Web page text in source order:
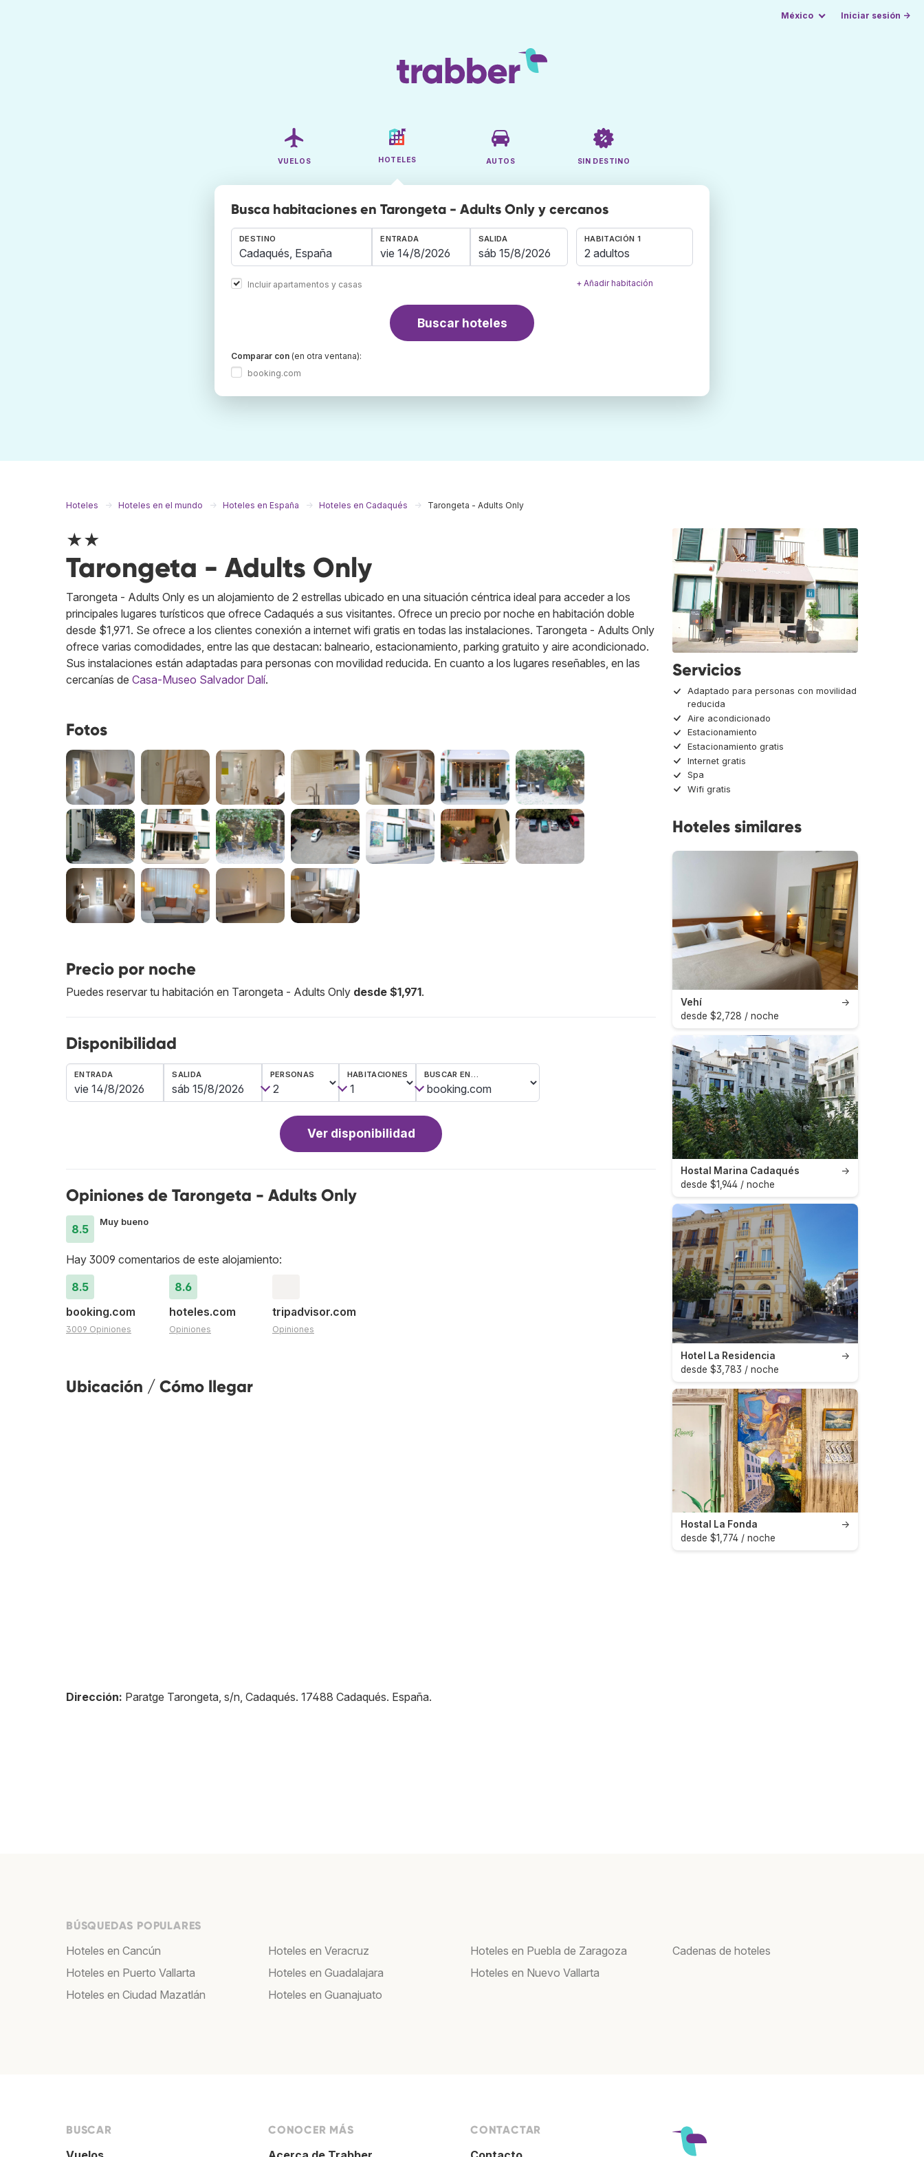
México Iniciar sesión →
VUELOS HOTELES AUTOS SIN DESTINO
Busca habitaciones en Tarongeta - Adults Only y cercanos
DESTINO
Incluir apartamentos y casas
ENTRADA SALIDA HABITACIÓN 1
2 adultos
+ Añadir habitación
Buscar hoteles
Comparar con (en otra ventana):
booking.com
Hoteles Hoteles en el mundo Hoteles en España Hoteles en Cadaqués Tarongeta - Adults Only
★★
Tarongeta - Adults Only
Tarongeta - Adults Only es un alojamiento de 2 estrellas ubicado en una situación céntrica ideal para acceder a los
principales lugares turísticos que ofrece Cadaqués a sus visitantes. Ofrece un precio por noche en habitación doble
desde $1,971. Se ofrece a los clientes conexión a internet wifi gratis en todas las instalaciones. Tarongeta - Adults Only
ofrece varias comodidades, entre las que destacan: balneario, estacionamiento, parking gratuito y aire acondicionado.
Sus instalaciones están adaptadas para personas con movilidad reducida. En cuanto a los lugares reseñables, en las
cercanías de Casa-Museo Salvador Dalí.
Fotos
Precio por noche
Puedes reservar tu habitación en Tarongeta - Adults Only desde $1,971.
Disponibilidad
ENTRADA SALIDA PERSONAS HABITACIONES BUSCAR EN…
Ver disponibilidad
Opiniones de Tarongeta - Adults Only
8.5
Muy bueno
Hay 3009 comentarios de este alojamiento:
8.5
booking.com
3009 Opiniones
8.6
hoteles.com
Opiniones
tripadvisor.com
Opiniones
Ubicación / Cómo llegar
Dirección: Paratge Tarongeta, s/n, Cadaqués. 17488 Cadaqués. España.
Servicios
Adaptado para personas con movilidad
reducida
Aire acondicionado
Estacionamiento
Estacionamiento gratis
Internet gratis
Spa
Wifi gratis
Hoteles similares
→
Vehí
desde $2,728 / noche
→
Hostal Marina Cadaqués
desde $1,944 / noche
→
Hotel La Residencia
desde $3,783 / noche
→
Hostal La Fonda
desde $1,774 / noche
BÚSQUEDAS POPULARES
Hoteles en Cancún
Hoteles en Puerto Vallarta
Hoteles en Ciudad Mazatlán
Hoteles en Veracruz
Hoteles en Guadalajara
Hoteles en Guanajuato
Hoteles en Puebla de Zaragoza
Hoteles en Nuevo Vallarta
Cadenas de hoteles
BUSCAR CONOCER MÁS CONTACTAR